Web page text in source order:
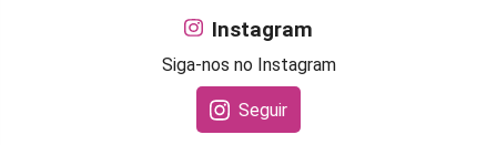
Instagram
Siga-nos no Instagram
Seguir